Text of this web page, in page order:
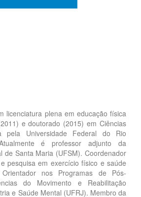
licenciatura plena em educação física
e doutorado (2015) em Ciências
pela Universidade Federal do Rio
é professor adjunto da
de Santa Maria (UFSM). Coordenador
pesquisa em exercício físico e saúde
nos Programas de Pós-
do Movimento e Reabilitação
e Saúde Mental (UFRJ). Membro da